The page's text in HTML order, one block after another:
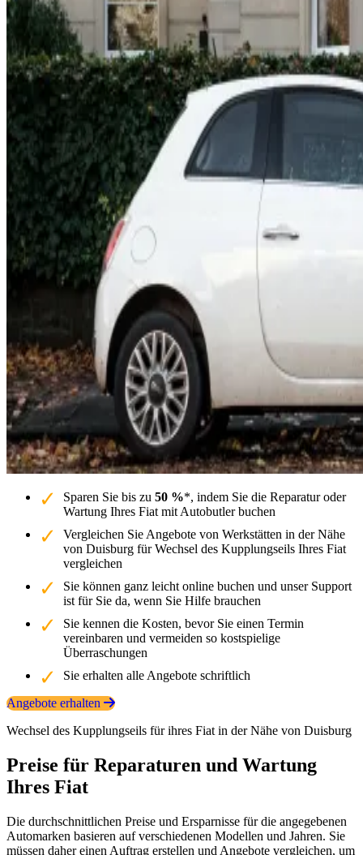
Sparen Sie bis zu 50 %*, indem Sie die Reparatur oder
Wartung Ihres Fiat mit Autobutler buchen
Vergleichen Sie Angebote von Werkstätten in der Nähe
von Duisburg für Wechsel des Kupplungseils Ihres Fiat
vergleichen
Sie können ganz leicht online buchen und unser Support
ist für Sie da, wenn Sie Hilfe brauchen
Sie kennen die Kosten, bevor Sie einen Termin
vereinbaren und vermeiden so kostspielige
Überraschungen
Sie erhalten alle Angebote schriftlich
Angebote erhalten
Wechsel des Kupplungseils für ihres Fiat in der Nähe von Duisburg
Preise für Reparaturen und Wartung
Ihres Fiat
Die durchschnittlichen Preise und Ersparnisse für die angegebenen
Automarken basieren auf verschiedenen Modellen und Jahren. Sie
müssen daher einen Auftrag erstellen und Angebote vergleichen, um